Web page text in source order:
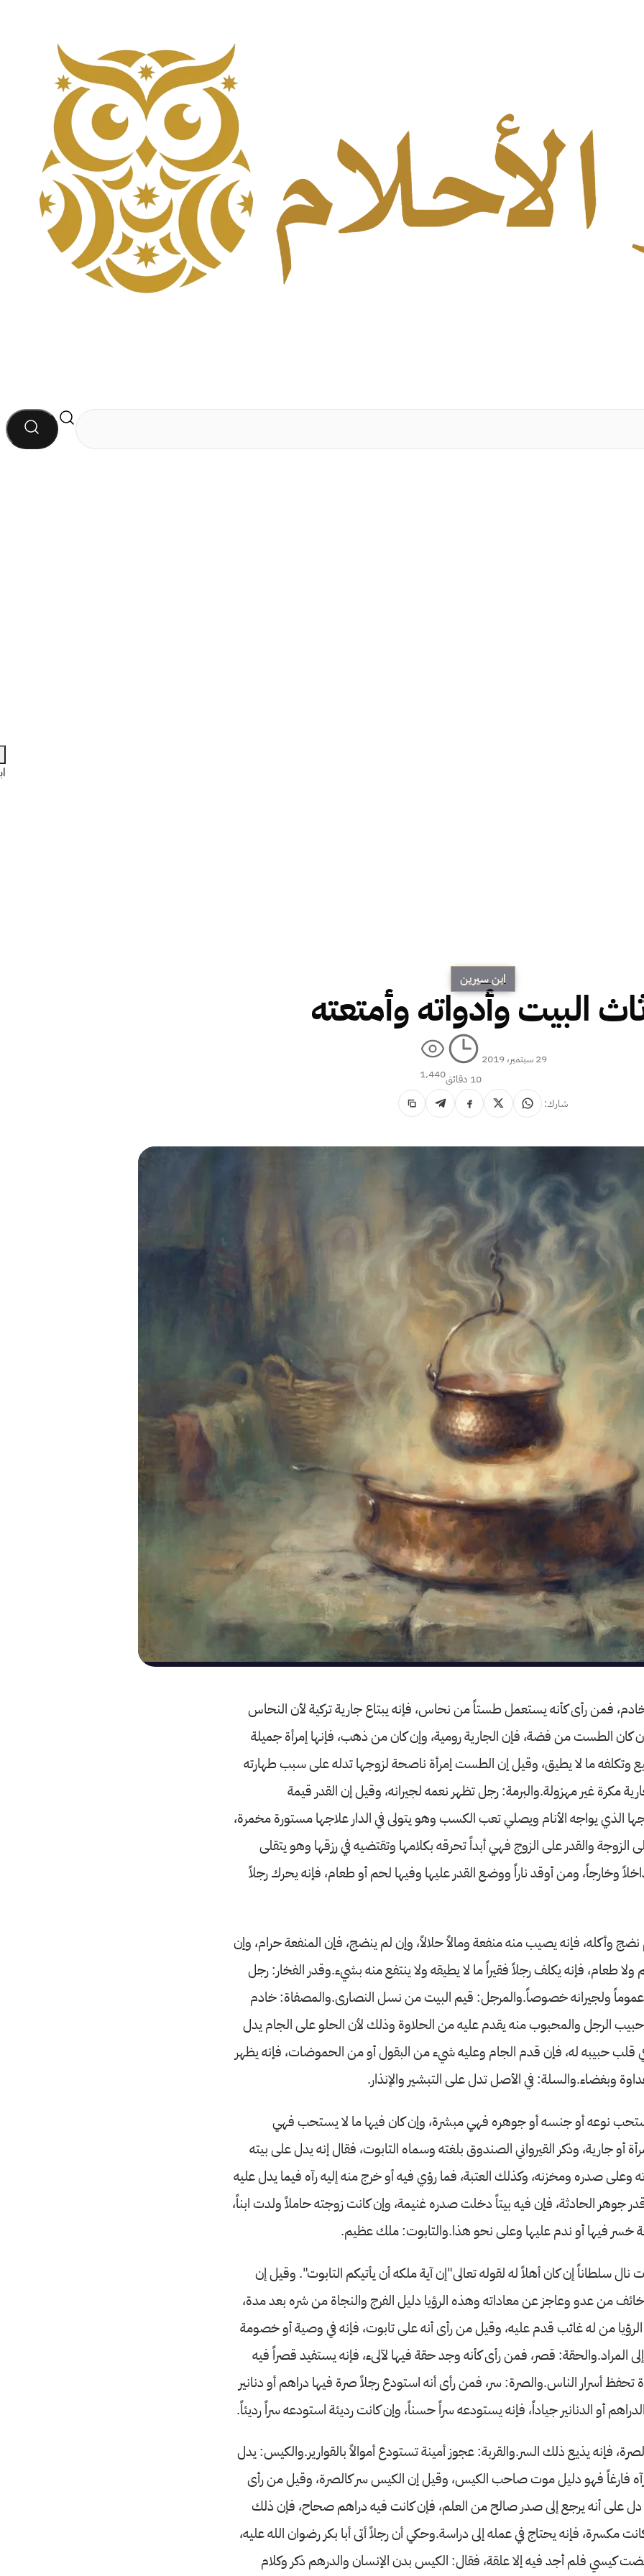
ابن سيرين
البيت وأدواته وأمتعته
29 سبتمبر، 2019
10 دقائق
1٬440
شارك:
فمن رأى كأنه يستعمل طستاً من نحاس، فإنه يبتاع جارية تركية لأن النحاس
كان الطست من فضة، فإن الجارية رومية، وإن كان من ذهب، فإنها إمرأة جميلة
وتكلفه ما لا يطيق، وقيل إن الطست إمرأة ناصحة لزوجها تدله على سبب طهارته
مكرة غير مهزولة.والبرمة: رجل تظهر نعمه لجيرانه، وقيل إن القدر قيمة
الذي يواجه الأنام ويصلي تعب الكسب وهو يتولى في الدار علاجها مستورة مخمرة،
الزوجة والقدر على الزوج فهي أبداً تحرقه بكلامها وتقتضيه في رزقها وهو يتقلى
وخارجاً، ومن أوقد ناراً ووضع القدر عليها وفيها لحم أو طعام، فإنه يحرك رجلاً
وأكله، فإنه يصيب منه منفعة ومالاً حلالاً، وإن لم ينضج، فإن المنفعة حرام، وإن
طعام، فإنه يكلف رجلاً فقيراً ما لا يطيقه ولا ينتفع منه بشيء.وقدر الفخار: رجل
ولجيرانه خصوصاً.والمرجل: قيم البيت من نسل النصارى.والمصفاة: خادم
الرجل والمحبوب منه يقدم عليه من الحلاوة وذلك لأن الحلو على الجام يدل
قلب حبيبه له، فإن قدم الجام وعليه شيء من البقول أو من الحموضات، فإنه يظهر
وبغضاء.والسلة: في الأصل تدل على التبشير والإنذار.
نوعه أو جنسه أو جوهره فهي مبشرة، وإن كان فيها ما لا يستحب فهي
أو جارية، وذكر القيرواني الصندوق بلغته وسماه التابوت، فقال إنه يدل على بيته
وعلى صدره ومخزنه، وكذلك العتبة، فما رؤي فيه أو خرج منه إليه رآه فيما يدل عليه
جوهر الحادثة، فإن فيه بيتاً دخلت صدره غنيمة، وإن كانت زوجته حاملاً ولدت ابناً،
خسر فيها أو ندم عليها وعلى نحو هذا.والتابوت: ملك عظيم.
نال سلطاناً إن كان أهلاً له لقوله تعالى"إن آية ملكه أن يأتيكم التابوت". وقيل إن
من عدو وعاجز عن معاداته وهذه الرؤيا دليل الفرج والنجاة من شره بعد مدة،
من له غائب قدم عليه، وقيل من رأى أنه على تابوت، فإنه في وصية أو خصومة
المراد.والحقة: قصر، فمن رأى كأنه وجد حقة فيها لآلىء، فإنه يستفيد قصراً فيه
أسرار الناس.والصرة: سر، فمن رأى أنه استودع رجلاً صرة فيها دراهم أو دنانير
أو الدنانير جياداً، فإنه يستودعه سراً حسناً، وإن كانت رديئة استودعه سراً رديئاً.
فإنه يذيع ذلك السر.والقربة: عجوز أمينة تستودع أموالاً بالقوارير.والكيس: يدل
فارغاً فهو دليل موت صاحب الكيس، وقيل إن الكيس سر كالصرة، وقيل من رأى
على أنه يرجع إلى صدر صالح من العلم، فإن كانت فيه دراهم صحاح، فإن ذلك
مكسرة، فإنه يحتاج في عمله إلى دراسة.وحكي أن رجلاً أتى أبا بكر رضوان الله عليه،
كيسي فلم أجد فيه إلا علقة، فقال: الكيس بدن الإنسان والدرهم ذكر وكلام